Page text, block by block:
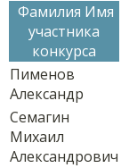
Фамилия Имя
участника
конкурса
Пименов
Александр
Семагин
Михаил
Александрович